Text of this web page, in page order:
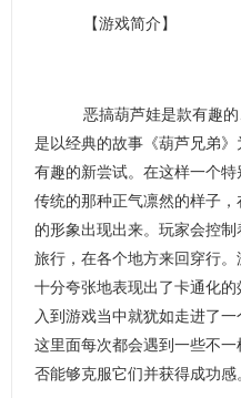
【游戏简介】
恶搞葫芦娃是款有趣的
是以经典的故事《葫芦兄弟
有趣的新尝试。在这样一个
传统的那种正气凛然的样子
的形象出现出来。玩家会控
旅行，在各个地方来回穿行
十分夸张地表现出了卡通化
入到游戏当中就犹如走进了
这里面每次都会遇到一些不
否能够克服它们并获得成功感